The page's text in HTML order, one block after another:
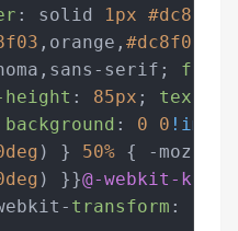
: solid 1px #dc8f03
,orange, #dc8f03
serif;
font-
: 85px ; text-
background : 0 0
) } 50% { -moz-
) }}@-webkit-
transform :